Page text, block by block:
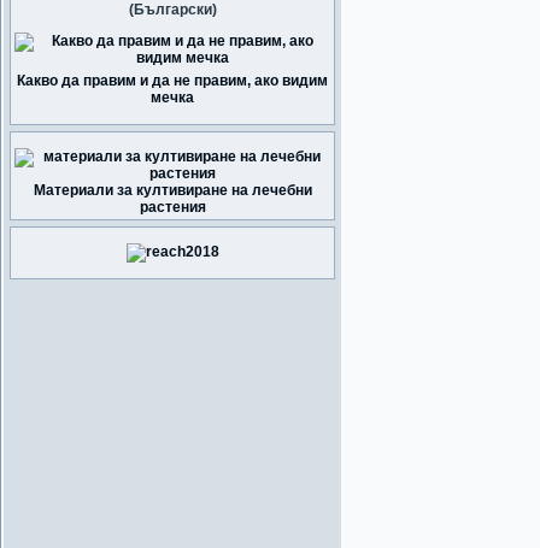
(Български)
Какво да правим и да не правим, ако видим
мечка
Материали за култивиране на лечебни
растения